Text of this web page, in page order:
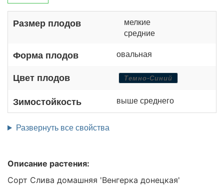
Размер плодов
мелкие
средние
Форма плодов овальная
Цвет плодов Темно-Синий
Зимостойкость выше среднего
Развернуть все свойства
Описание растения:
Сорт Слива домашняя 'Венгерка донецкая'